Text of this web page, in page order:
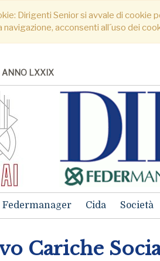
Dirigenti Senior si avvale di cookie
acconsenti all´uso dei
ANNO LXXIX
Federmanager Cida Società
Cariche